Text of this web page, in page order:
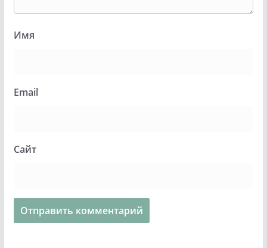
Имя
Email
Сайт